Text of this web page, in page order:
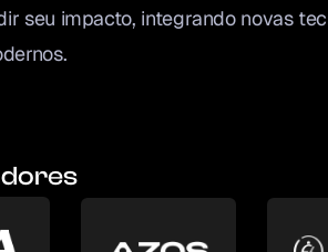
seu impacto, integrando novas